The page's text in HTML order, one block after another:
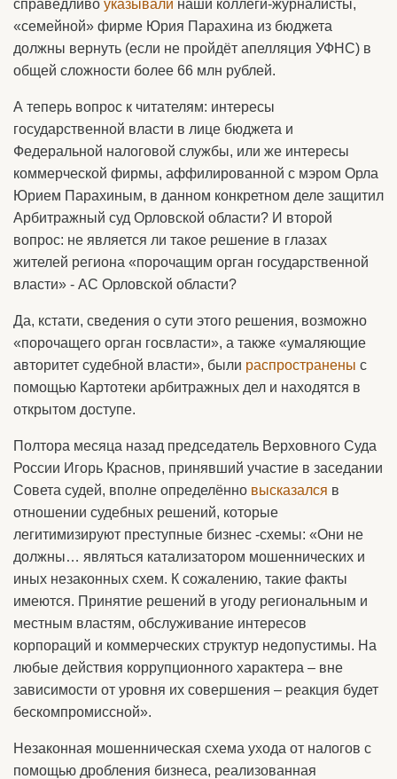
справедливо указывали наши коллеги-журналисты,
«семейной» фирме Юрия Парахина из бюджета
должны вернуть (если не пройдёт апелляция УФНС) в
общей сложности более 66 млн рублей.
А теперь вопрос к читателям: интересы
государственной власти в лице бюджета и
Федеральной налоговой службы, или же интересы
коммерческой фирмы, аффилированной с мэром Орла
Юрием Парахиным, в данном конкретном деле защитил
Арбитражный суд Орловской области? И второй
вопрос: не является ли такое решение в глазах
жителей региона «порочащим орган государственной
власти» - АС Орловской области?
Да, кстати, сведения о сути этого решения, возможно
«порочащего орган госвласти», а также «умаляющие
авторитет судебной власти», были распространены с
помощью Картотеки арбитражных дел и находятся в
открытом доступе.
Полтора месяца назад председатель Верховного Суда
России Игорь Краснов, принявший участие в заседании
Совета судей, вполне определённо высказался в
отношении судебных решений, которые
легитимизируют преступные бизнес -схемы: «Они не
должны… являться катализатором мошеннических и
иных незаконных схем. К сожалению, такие факты
имеются. Принятие решений в угоду региональным и
местным властям, обслуживание интересов
корпораций и коммерческих структур недопустимы. На
любые действия коррупционного характера – вне
зависимости от уровня их совершения – реакция будет
бескомпромиссной».
Незаконная мошенническая схема ухода от налогов с
помощью дробления бизнеса, реализованная